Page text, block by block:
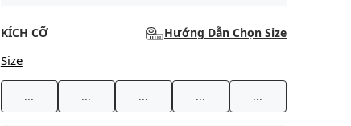
KÍCH CỠ Hướng Dẫn Chọn Size
Size
... ... ... ... ...